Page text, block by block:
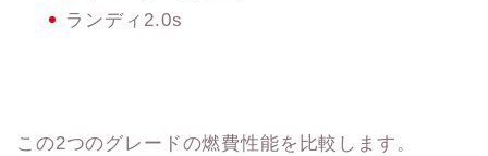
ランディ2.0s
この2つのグレードの燃費性能を比較します。